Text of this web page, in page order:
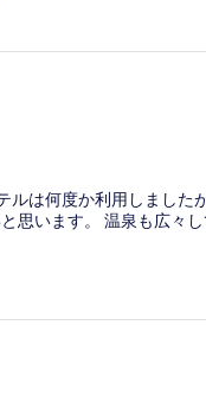
ルは何度か利用しました
思います。 温泉も広々